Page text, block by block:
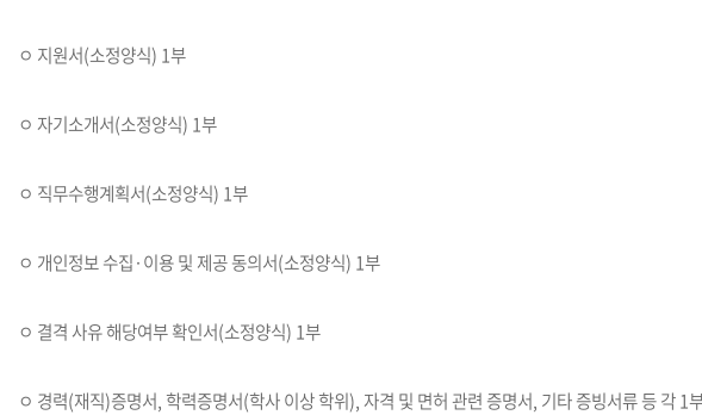
ㅇ 지원서(소정양식) 1부
ㅇ 자기소개서(소정양식) 1부
ㅇ 직무수행계획서(소정양식) 1부
ㅇ 개인정보 수집·이용 및 제공 동의서(소정양식) 1부
ㅇ 결격 사유 해당여부 확인서(소정양식) 1부
ㅇ 경력(재직)증명서, 학력증명서(학사 이상 학위), 자격 및 면허 관련 증명서, 기타 증빙서류 등 각 1